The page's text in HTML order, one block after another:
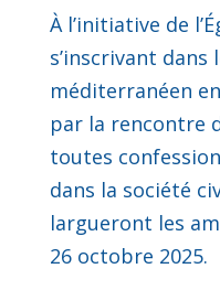
À l’initiative de
s’inscrivant
méditerranéen
par la rencontre
toutes
dans la société
largueront les
26 octobre 2025.